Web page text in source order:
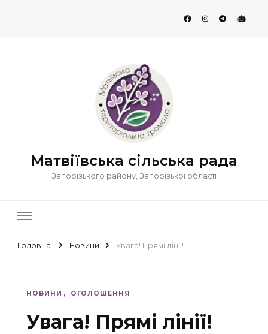
Матвіївська сільська рада
Запорізького району, Запорізької області
Головна Новини Увага! Прямі лінії!
НОВИНИ ОГОЛОШЕННЯ
Увага! Прямі лінії!